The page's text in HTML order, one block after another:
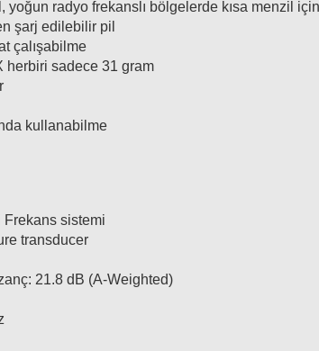
radyo frekanslı bölgelerde kısa menzil
şarj edilebilir pil
çalışabilme
herbiri sadece 31 gram
kullanabilme
Frekans sistemi
transducer
21.8 dB (A-Weighted)